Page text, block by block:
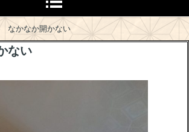
other.Please check [information]
なかなか開かない
ない